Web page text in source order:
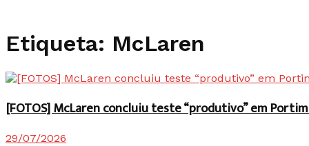
Etiqueta: McLaren
[FOTOS] McLaren concluiu teste “produtivo” em
29/07/2026